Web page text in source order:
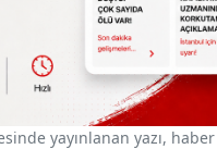
yayınlanan yazı,